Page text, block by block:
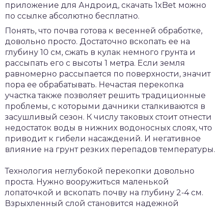
приложение для Андроид, скачать 1xBet можно
по ссылке абсолютно бесплатно.
Понять, что почва готова к весенней обработке,
довольно просто. Достаточно вскопать ее на
глубину 10 см, сжать в кулак немного грунта и
рассыпать его с высоты 1 метра. Если земля
равномерно рассыпается по поверхности, значит
пора ее обрабатывать. Нечастая перекопка
участка также позволяет решить традиционные
проблемы, с которыми дачники сталкиваются в
засушливый сезон. К числу таковых стоит отнести
недостаток воды в нижних водоносных слоях, что
приводит к гибели насаждений. И негативное
влияние на грунт резких перепадов температуры.
Технология неглубокой перекопки довольно
проста. Нужно вооружиться маленькой
лопаточкой и вскопать почву на глубину 2-4 см.
Взрыхленный слой становится надежной